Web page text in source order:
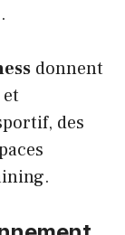
donnent
des